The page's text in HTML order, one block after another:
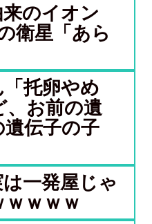
のイオン
衛星「あら
「托卵やめ
、お前の遺
伝子の子
一発屋じゃ
ｗｗｗ